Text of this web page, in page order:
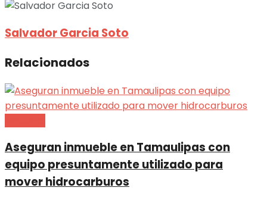
Salvador Garcia Soto
Relacionados
Aseguran inmueble en Tamaulipas con
equipo presuntamente utilizado para
mover hidrocarburos